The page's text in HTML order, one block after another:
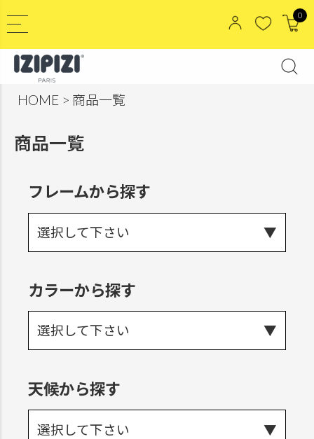
0
HOME 商品一覧
商品一覧
フレームから探す
選択して下さい
カラーから探す
選択して下さい
天候から探す
選択して下さい